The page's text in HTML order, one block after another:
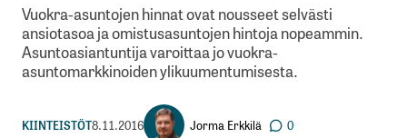
Vuokra-asuntojen hinnat ovat nousseet selvästi
ansiotasoa ja omistusasuntojen hintoja nopeammin.
Asuntoasiantuntija varoittaa jo vuokra-
asuntomarkkinoiden ylikuumentumisesta.
KIINTEISTÖT8.11.2016 Jorma Erkkilä 0